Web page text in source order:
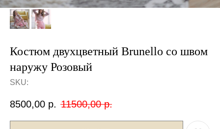
Костюм двухцветный Brunello со швом
наружу Розовый
SKU:
8500,00 р. 11500,00 р.